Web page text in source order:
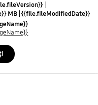
MB {{file.fileModifiedDate}}